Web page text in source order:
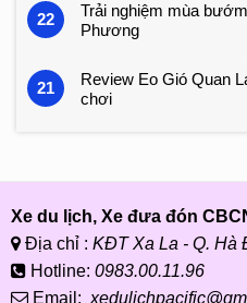
22
Trải nghiệm mùa
Phương
21
Review Eo Gió Quan
chơi
Xe du lịch, Xe đưa đón
Địa chỉ : KĐT Xa La - Q. Hà
Hotline: 0983.00.11.96
Email: